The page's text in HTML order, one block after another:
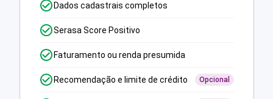
Dados cadastrais completos
Serasa Score Positivo
Faturamento ou renda presumida
Recomendação e limite de crédito Opcional